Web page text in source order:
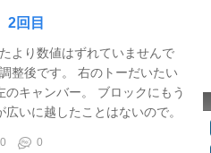
回目
より数値はずれていませんで
整後です。 右のトーだいたい
キャンバー。 ブロックにもう
いに越したことはないので。
0
0